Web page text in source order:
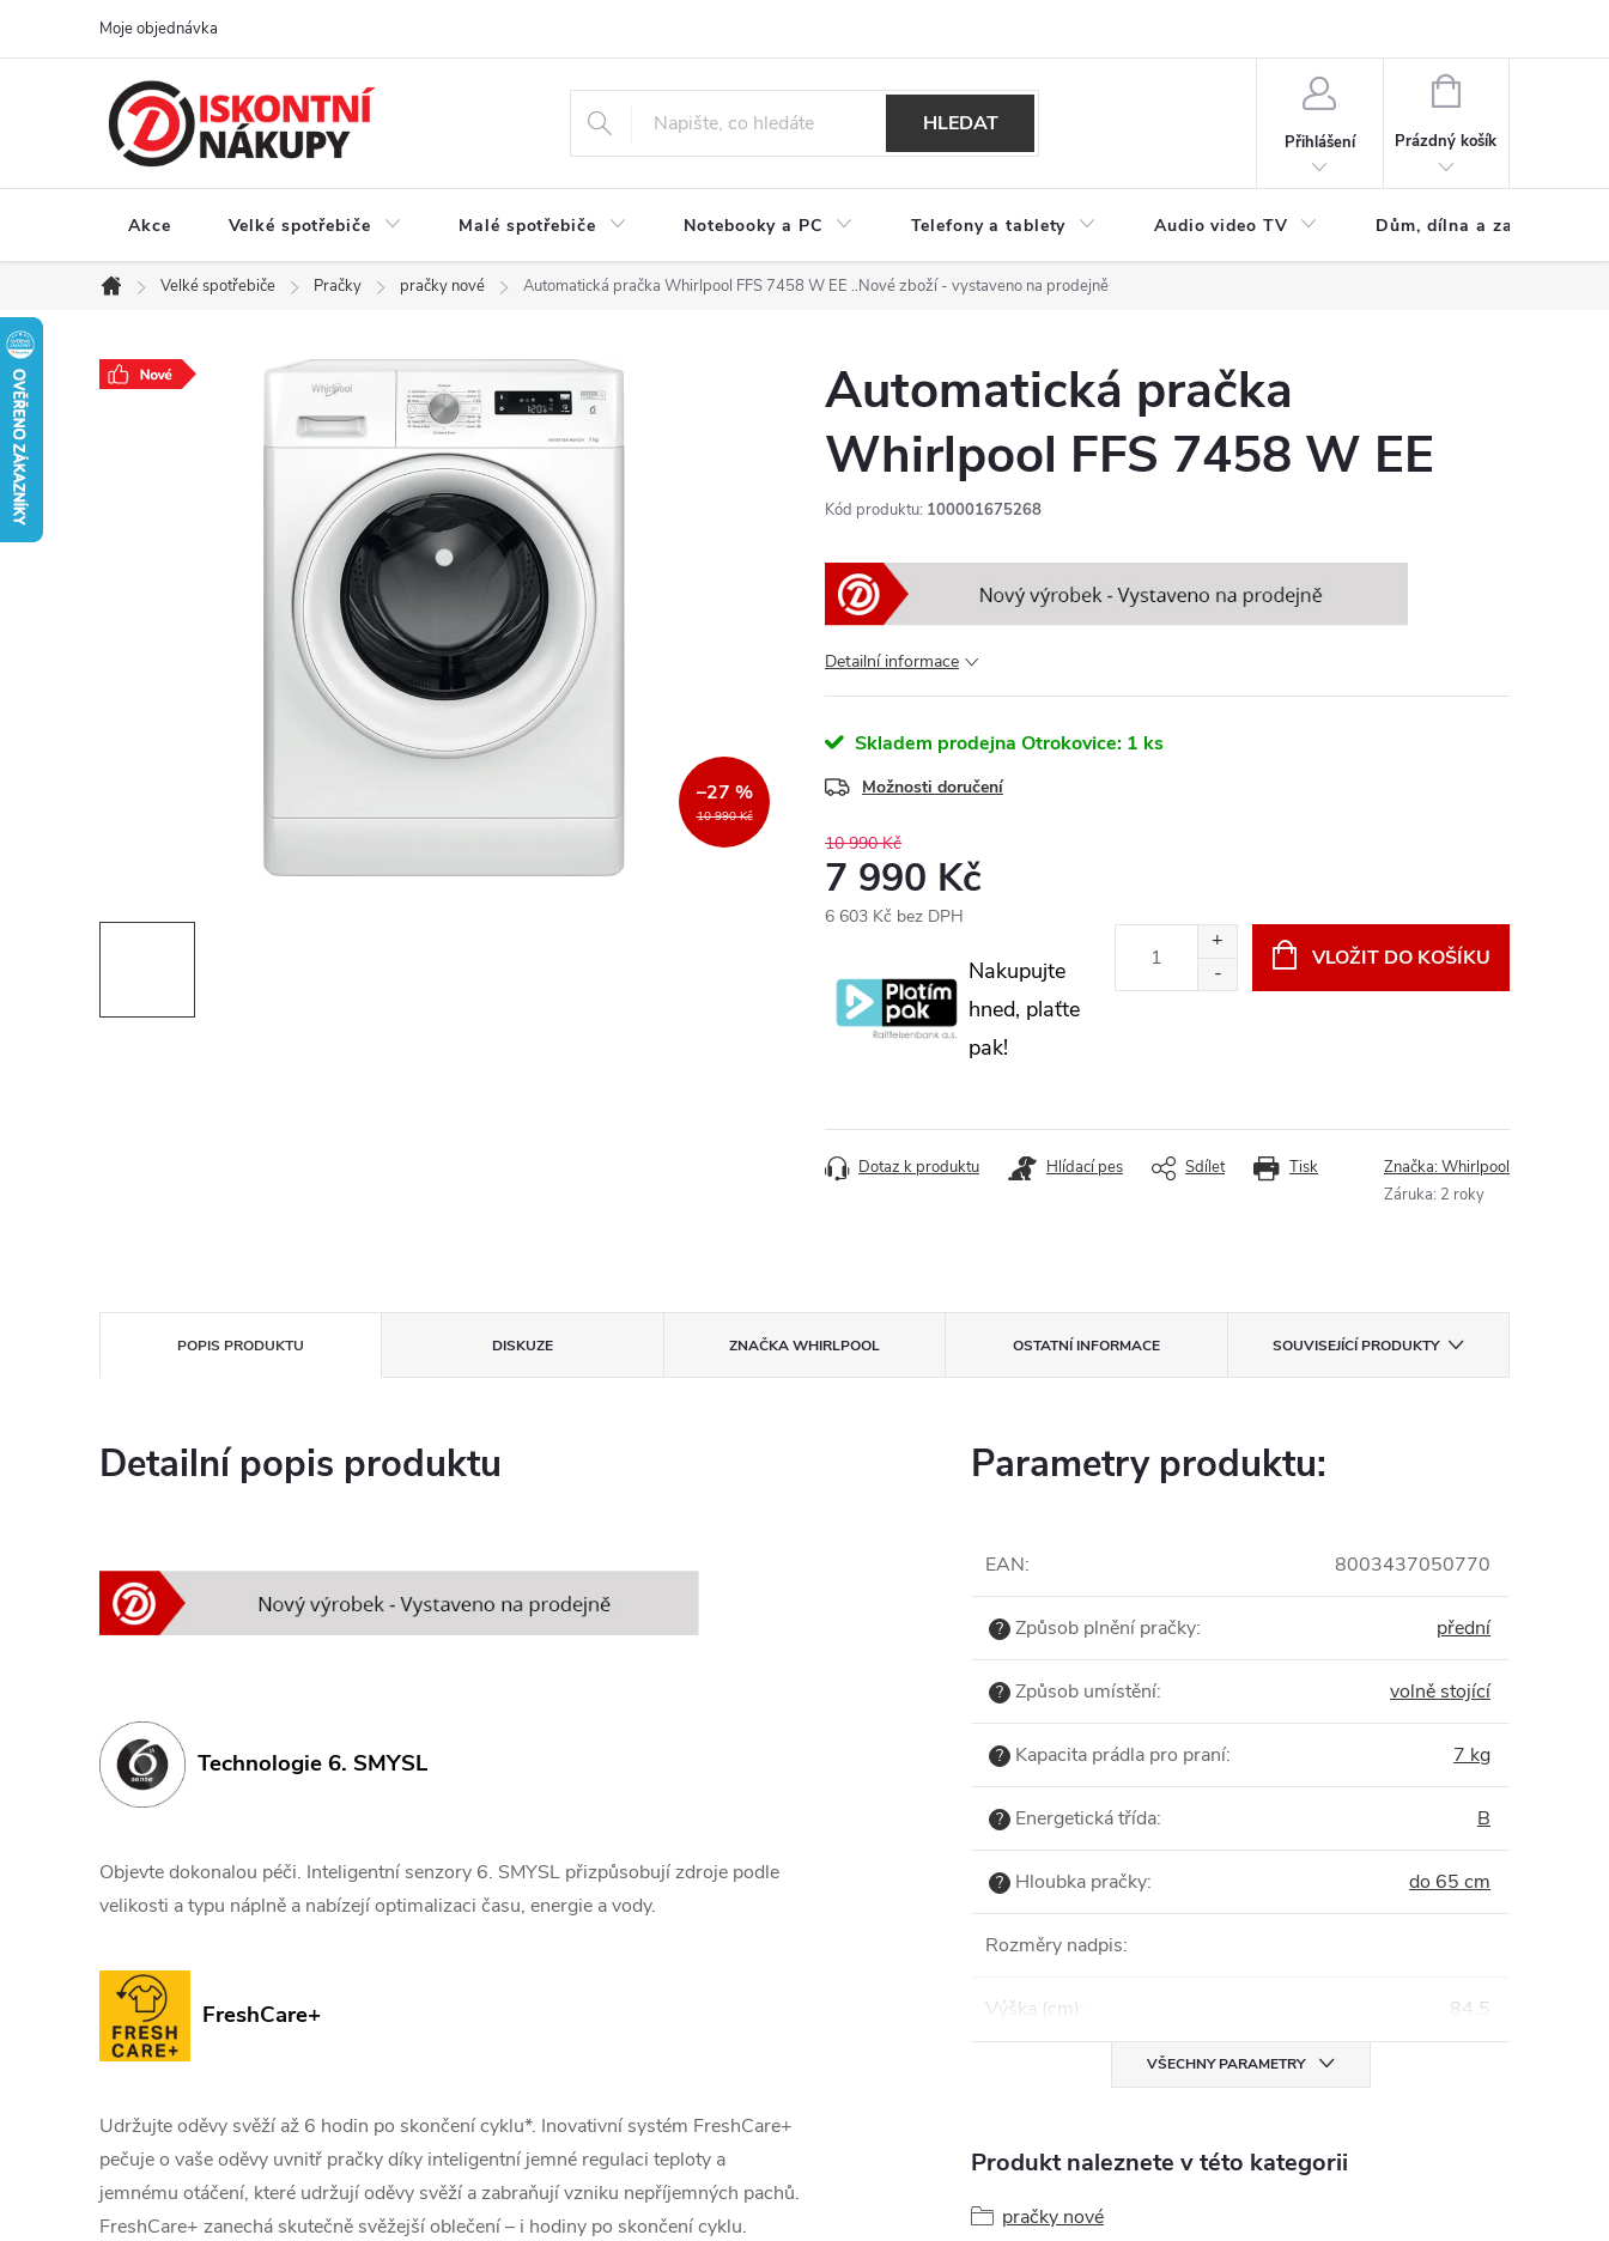
Moje objednávka
HLEDAT
Přihlášení
NÁKUPNÍ
Prázdný košík
Akce Velké spotřebiče Malé spotřebiče Notebooky a PC Telefony a tablety Audio video TV Dům, dílna a zahrada
Domů
Velké spotřebiče Pračky pračky nové Automatická pračka Whirlpool FFS 7458 W EE ..Nové zboží - vystaveno na prodejně
10 990 Kč
–27 %
Automatická pračka
Whirlpool FFS 7458 W EE
Kód produktu: 100001675268
Detailní informace
Skladem prodejna Otrokovice: 1 ks
Možnosti doručení
10 990 Kč
7 990 Kč
6 603 Kč bez DPH
Nakupujte
hned, plaťte
pak!
VLOŽIT DO KOŠÍKU
Tisk
Dotaz k produktu Hlídací pes Sdílet Značka:Whirlpool
Záruka: 2 roky
POPIS PRODUKTU DISKUZE ZNAČKAWHIRLPOOL OSTATNÍ INFORMACE SOUVISEJÍCÍ PRODUKTY
Detailní popis produktu
Technologie 6. SMYSL
Objevte dokonalou péči. Inteligentní senzory 6. SMYSL přizpůsobují zdroje podle
velikosti a typu náplně a nabízejí optimalizaci času, energie a vody.
FreshCare+
Udržujte oděvy svěží až 6 hodin po skončení cyklu*. Inovativní systém FreshCare+
pečuje o vaše oděvy uvnitř pračky díky inteligentní jemné regulaci teploty a
jemnému otáčení, které udržují oděvy svěží a zabraňují vzniku nepříjemných pachů.
FreshCare+ zanechá skutečně svěžejší oblečení – i hodiny po skončení cyklu.
Parametry produktu:
EAN: 8003437050770
? Způsob plnění pračky: přední
? Způsob umístění: volně stojící
? Kapacita prádla pro praní: 7 kg
? Energetická třída: B
? Hloubka pračky: do 65 cm
Rozměry nadpis:
Výška (cm): 84.5
VŠECHNY PARAMETRY
Produkt naleznete v této kategorii
pračky nové